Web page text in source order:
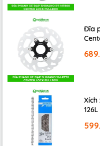
Đĩa
Xích